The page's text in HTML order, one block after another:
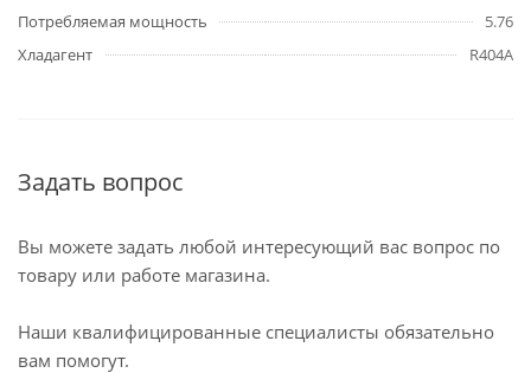
Потребляемая мощность
5.76
Хладагент
R404A
Задать вопрос
Вы можете задать любой интересующий вас вопрос по
товару или работе магазина.
Наши квалифицированные специалисты обязательно
вам помогут.